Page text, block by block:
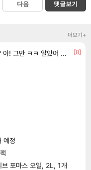
다음 댓글보기
더보기+
그만 ㅋㅋ 알았어 ㅋㅋ
[8]
예정
포마스 오일, 2L, 1개